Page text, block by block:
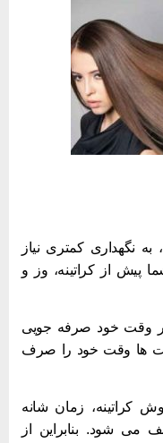
نگهداری کمتری نیاز
از کراتینه، وز و
وقت خود صرفه جویی
‌ها وقت خود را صرف
کراتینه، زمان شانه
شود. بنابراین از